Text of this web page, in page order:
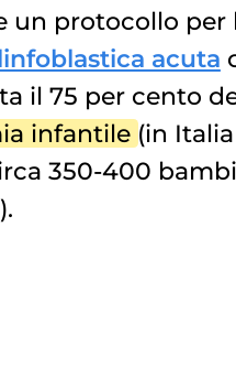
un protocollo per
acuta
il 75 per cento
infantile (in Italia
350-400